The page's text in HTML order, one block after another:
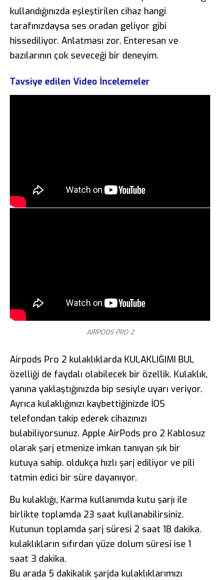
kullandığınızda eşleştirilen cihaz hangi
tarafınızdaysa ses oradan geliyor gibi
hissediliyor. Anlatması zor. Enteresan ve
bazılarının çok seveceği bir deneyim.
Tavsiye edilen Video İncelemeler
AIRPODS PRO 2
Airpods Pro 2 kulaklıklarda KULAKLIĞIMI BUL
özelliği de faydalı olabilecek bir özellik. Kulaklık,
yanına yaklaştığınızda bip sesiyle uyarı veriyor.
Ayrıca kulaklığınızı kaybettiğinizde İOS
telefondan takip ederek cihazınızı
bulabiliyorsunuz. Apple AirPods pro 2 Kablosuz
olarak şarj etmenize imkan tanıyan şık bir
kutuya sahip. oldukça hızlı şarj ediliyor ve pili
tatmin edici bir süre dayanıyor.
Bu kulaklığı, Karma kullanımda kutu şarjı ile
birlikte toplamda 23 saat kullanabilirsiniz.
Kutunun toplamda şarj süresi 2 saat 18 dakika.
kulaklıkların sıfırdan yüze dolum süresi ise 1
saat 3 dakika.
Bu arada 5 dakikalık şarjda kulaklıklarımızı